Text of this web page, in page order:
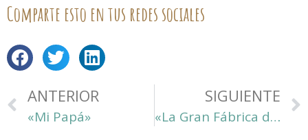
Comparte esto en tus redes sociales
ANTERIOR
«Mi Papá»
SIGUIENTE
«La Gran Fábrica de las Palabras»